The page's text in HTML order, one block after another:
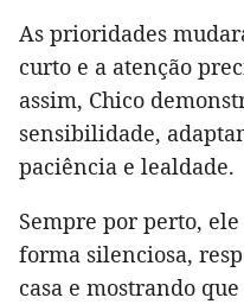
As prioridades
curto e a atenção
assim, Chico
sensibilidade,
paciência e lealdade.
Sempre por perto,
forma silenciosa,
casa e mostrando